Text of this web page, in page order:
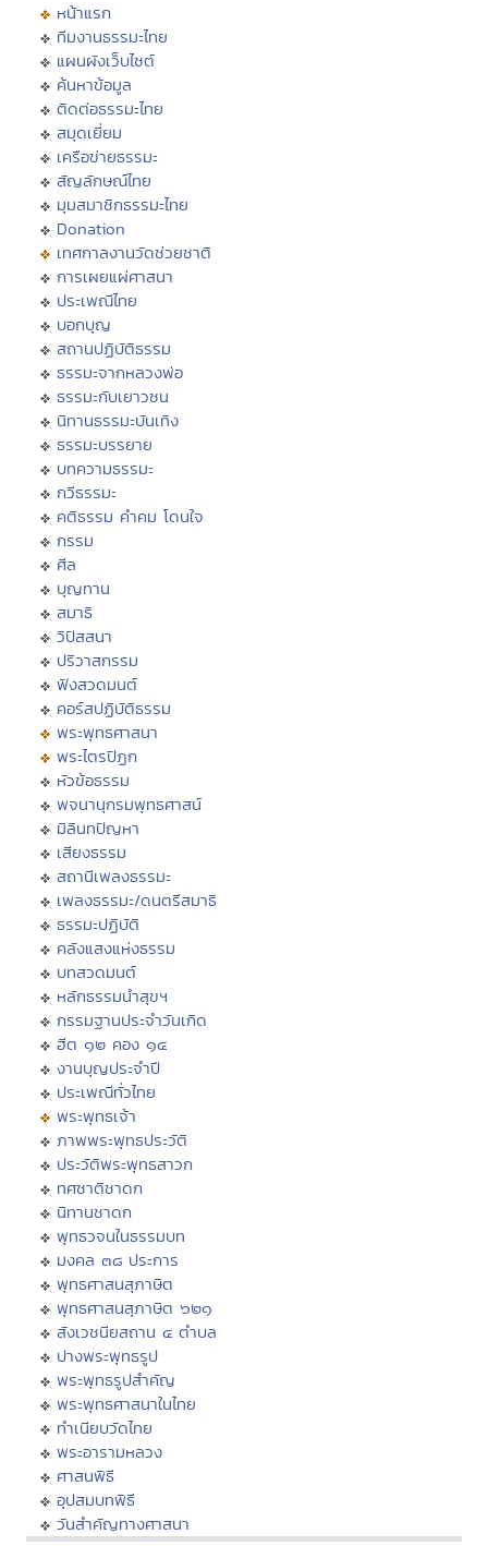
หน้าแรก
ทีมงานธรรมะไทย
แผนผังเว็บไซต์
ค้นหาข้อมูล
ติดต่อธรรมะไทย
สมุดเยี่ยม
เครือข่ายธรรมะ
สัญลักษณ์ไทย
มุมสมาชิกธรรมะไทย
Donation
เทศกาลงานวัดช่วยชาติ
การเผยแผ่ศาสนา
ประเพณีไทย
บอกบุญ
สถานปฏิบัติธรรม
ธรรมะจากหลวงพ่อ
ธรรมะกับเยาวชน
นิทานธรรมะบันเทิง
ธรรมะบรรยาย
บทความธรรมะ
กวีธรรมะ
คติธรรม คำคม โดนใจ
กรรม
ศีล
บุญทาน
สมาธิ
วิปัสสนา
ปริวาสกรรม
ฟังสวดมนต์
คอร์สปฏิบัติธรรม
พระพุทธศาสนา
พระไตรปิฏก
หัวข้อธรรม
พจนานุกรมพุทธศาสน์
มิลินทปัญหา
เสียงธรรม
สถานีเพลงธรรมะ
เพลงธรรมะ/ดนตรีสมาธิ
ธรรมะปฏิบัติ
คลังแสงแห่งธรรม
บทสวดมนต์
หลักธรรมนำสุขฯ
กรรมฐานประจำวันเกิด
ฮีต ๑๒ คอง ๑๔
งานบุญประจำปี
ประเพณีทั่วไทย
พระพุทธเจ้า
ภาพพระพุทธประวัติ
ประวัติพระพุทธสาวก
ทศชาติชาดก
นิทานชาดก
พุทธวจนในธรรมบท
มงคล ๓๘ ประการ
พุทธศาสนสุภาษิต
พุทธศาสนสุภาษิต ๖๒๑
สังเวชนียสถาน ๔ ตำบล
ปางพระพุทธรูป
พระพุทธรูปสำคัญ
พระพุทธศาสนาในไทย
ทำเนียบวัดไทย
พระอารามหลวง
ศาสนพิธี
อุปสมบทพิธี
วันสำคัญทางศาสนา